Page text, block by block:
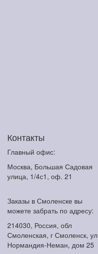
Контакты
Главный офис:
Москва, Большая Садовая
улица, 1/4с1, оф. 21
Заказы в Смоленске вы
можете забрать по адресу:
214030, Россия, обл
Смоленская, г Смоленск, ул
Нормандия-Неман, дом 25